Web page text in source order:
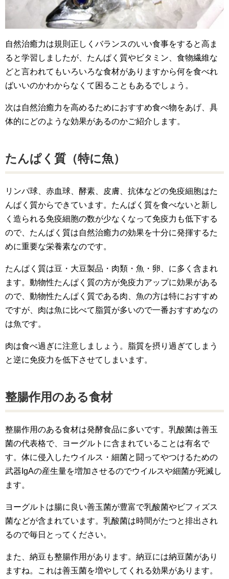
自然治癒力は規則正しくバランスのいい食事をすると高ま
ると学習しましたが、たんぱく質やビタミン、食物繊維な
どと言われてもいろいろな食材がありますから何を食べれ
ばいいのかわからなくて困ることもあるでしょう。
次は自然治癒力を高めるためにおすすめ食べ物をあげ、具
体的にどのような効果があるのかご紹介します。
たんぱく質（特に魚）
リンパ球、赤血球、酵素、皮膚、抗体などの免疫細胞はた
んぱく質からできています。たんぱく質を食べないと新し
く造られる免疫細胞の数が少なくなって免疫力も低下する
ので、たんぱく質は自然治癒力の効果を十分に発揮するた
めに重要な栄養素なのです。
たんぱく質は豆・大豆製品・肉類・魚・卵、に多く含まれ
ます。動物性たんぱく質の方が免疫力アップに効果がある
ので、動物性たんぱく質である肉、魚の方は特におすすめ
ですが、肉は魚に比べて脂質が多いので一番おすすめなの
は魚です。
肉は食べ過ぎに注意しましょう。脂質を摂り過ぎてしまう
と逆に免疫力を低下させてしまいます。
整腸作用のある食材
整腸作用のある食材は発酵食品に多いです。乳酸菌は善玉
菌の代表格で、ヨーグルトに含まれていることは有名で
す。体に侵入したウイルス・細菌と闘ってやつけるための
武器IgAの産生量を増加させるのでウイルスや細菌が死滅し
ます。
ヨーグルトは腸に良い善玉菌が豊富で乳酸菌やビフィズス
菌などが含まれています。乳酸菌は時間がたつと排出され
るので毎日とってください。
また、納豆も整腸作用があります。納豆には納豆菌があり
ますね。これは善玉菌を増やしてくれる効果があります。